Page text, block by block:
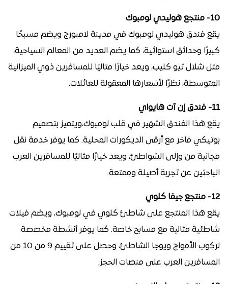
10- منتجع هوليدي لومبوك
يقع فندق هوليدي لومبوك في مدينة لامبورج ويضم مسبحًا
كبيرًا وحدائق استوائية، كما يضم العديد من المعالم السياحية،
مثل شلال تيو كليب، ويعد خيارًا مثاليًا للمسافرين ذوي الميزانية
المتوسطة، نظرًا لأسعارها المعقولة للعائلات.
11- فندق إن آت هايواي
يقع هذا الفندق الشهير في قلب لومبوك،ويتميز بتصميم
بوتيكي فاخر مع أرقى الديكورات المحلية. كما يوفر خدمة نقل
مجانية من وإلى الشواطئ، ويعد خيارًا مثاليًا للمسافرين العرب
الباحثين عن تجربة أصيلة وممتعة.
12- منتجع جيفا كلوي
يقع هذا المنتجع على شاطئ كلوي في لومبوك، ويضم فيلات
شاطئية مثالية مع مسابح خاصة. كما يوفر أنشطة مخصصة
لركوب الأمواج ويوجا الشاطئ، وحصل على تقييم 9 من 10 من
المسافرين العرب على منصات الحجز.